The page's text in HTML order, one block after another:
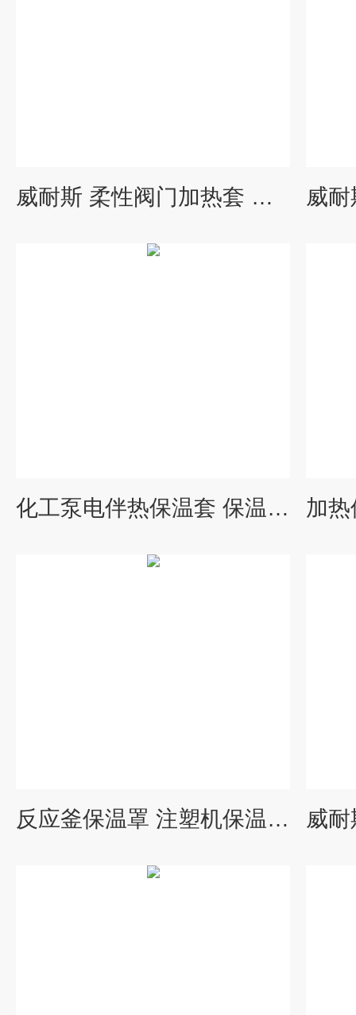
威耐斯 柔性阀门加热套 可拆卸管道保温衣 注塑机保温罩 设备保温
化工泵电伴热保温套 保温电伴热 湖南威耐斯新材料科技公司
反应釜保温罩 注塑机保温被 管道保温衣 工业保温设备